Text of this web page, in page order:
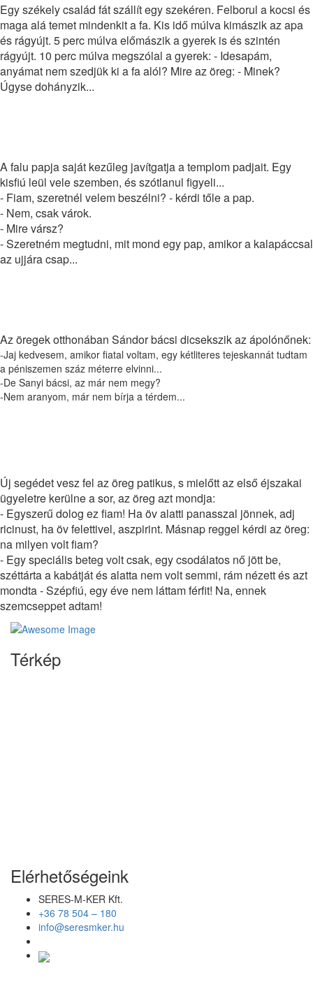
Egy székely család fát szállít egy szekéren. Felborul a kocsi és
maga alá temet mindenkit a fa. Kis idő múlva kimászik az apa
és rágyújt. 5 perc múlva előmászik a gyerek is és szintén
rágyújt. 10 perc múlva megszólal a gyerek: - Idesapám,
anyámat nem szedjük ki a fa alól? Mire az öreg: - Minek?
Úgyse dohányzik...
A falu papja saját kezűleg javítgatja a templom padjait. Egy
kisfiú leül vele szemben, és szótlanul figyeli...
- Fiam, szeretnél velem beszélni? - kérdi tőle a pap.
- Nem, csak várok.
- Mire vársz?
- Szeretném megtudni, mit mond egy pap, amikor a kalapáccsal
az ujjára csap...
Az öregek otthonában Sándor bácsi dicsekszik az ápolónőnek:
-Jaj kedvesem, amikor fiatal voltam, egy kétliteres tejeskannát tudtam
a péniszemen száz méterre elvinni...
-De Sanyi bácsi, az már nem megy?
-Nem aranyom, már nem bírja a térdem...
Új segédet vesz fel az öreg patikus, s mielőtt az első éjszakai
ügyeletre kerülne a sor, az öreg azt mondja:
- Egyszerű dolog ez fiam! Ha öv alatti panasszal jönnek, adj
ricinust, ha öv felettivel, aszpirint. Másnap reggel kérdi az öreg:
na milyen volt fiam?
- Egy speciális beteg volt csak, egy csodálatos nő jött be,
széttárta a kabátját és alatta nem volt semmi, rám nézett és azt
mondta - Szépfiú, egy éve nem láttam férfit! Na, ennek
szemcseppet adtam!
Térkép
Elérhetőségeink
SERES-M-KER Kft.
+36 78 504 – 180
info@seresmker.hu